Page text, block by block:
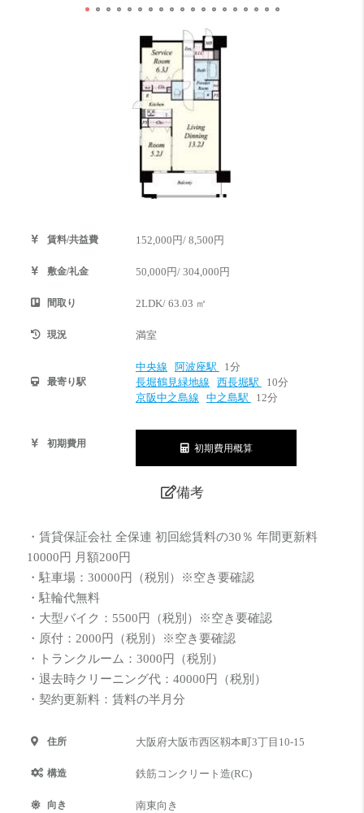
賃料/共益費 152,000円/ 8,500円
敷金/礼金 50,000円/ 304,000円
間取り 2LDK/ 63.03 ㎡
現況 満室
最寄り駅
中央線 阿波座駅
1分
長堀鶴見緑地線
西長堀駅
10分
京阪中之島線
中之島駅 12分
初期費用 初期費用概算
備考
・賃貸保証会社 全保連 初回総賃料の30％ 年間更新料
10000円 月額200円
・駐車場：30000円（税別）※空き要確認
・駐輪代無料
・大型バイク：5500円（税別）※空き要確認
・原付：2000円（税別）※空き要確認
・トランクルーム：3000円（税別）
・退去時クリーニング代：40000円（税別）
・契約更新料：賃料の半月分
住所 大阪府大阪市西区靱本町3丁目10-15
構造 鉄筋コンクリート造(RC)
向き 南東向き